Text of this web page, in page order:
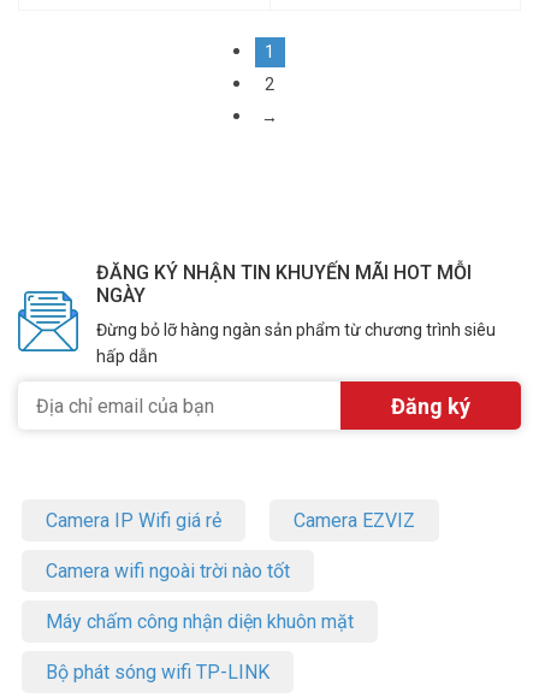
1
2
→
ĐĂNG KÝ NHẬN TIN KHUYẾN MÃI HOT MỖI
NGÀY
Đừng bỏ lỡ hàng ngàn sản phẩm từ chương trình siêu
hấp dẫn
Camera IP Wifi giá rẻ Camera EZVIZ
Camera wifi ngoài trời nào tốt
Máy chấm công nhận diện khuôn mặt
Bộ phát sóng wifi TP-LINK